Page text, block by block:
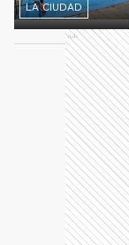
LA CIUDAD
Ads